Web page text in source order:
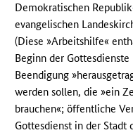
Demokratischen
evangelischen
(Diese »Arbeitshilfe«
Beginn der
Beendigung
werden sollen, die »ein
brauchen«; öffentliche
Gottesdienst in der Stadt